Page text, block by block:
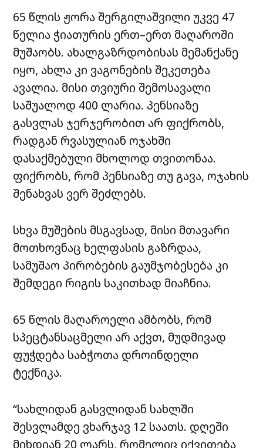
65 წლის ჟორა შერგილაშვილი უკვე 47
წელია ჭიათურის ერთ–ერთ მაღაროში
მუშაობს. ახალგაზრდობისას მემანქანე
იყო, ახლა კი ვაგონების შეკეთება
ავალია. მისი თვიური შემოსავალი
საშუალოდ 400 ლარია. პენსიაზე
გასვლას ჯერჯერობით არ ფიქრობს,
რადგან რვასულიან ოჯახში
დასაქმებული მხოლოდ თვითონაა.
ფიქრობს, რომ პენსიაზე თუ გავა, ოჯახის
შენახვას ვერ შეძლებს.
სხვა მუშების მსგავსად, მისი მთავარი
მოთხოვნაც ხელფასის გაზრდაა,
სამუშაო პირობების გაუმჯობესება კი
შემდეგი რიგის საკითხად მიაჩნია.
65 წლის მაღაროელი ამბობს, რომ
სპეცტანსაცმელი არ აქვთ, მუდმივად
ფუჭდება საბჭოთა დროინდელი
ტექნიკა.
“სახლიდან გასვლიდან სახლში
შესვლამდე ვხარჯავ 12 საათს. დღეში
მიხდიან 20 ლარს, რომელიც იქვითება